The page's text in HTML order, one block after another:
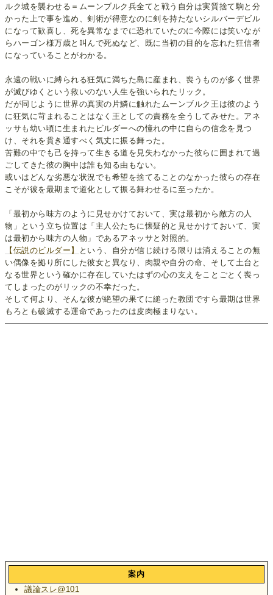
ルク城を襲わせる＝ムーンブルク兵全てと戦う自分は実質捨て駒と分
かった上で事を進め、剣術が得意なのに剣を持たないシルバーデビル
になって歓喜し、死を異常なまでに恐れていたのに今際には笑いなが
らハーゴン様万歳と叫んで死ぬなど、既に当初の目的を忘れた狂信者
になっていることがわかる。
永遠の戦いに縛られる狂気に満ちた島に産まれ、喪うものが多く世界
が滅びゆくという救いのない人生を強いられたリック。
だが同じように世界の真実の片鱗に触れたムーンブルク王は彼のよう
に狂気に苛まれることはなく王としての責務を全うしてみせた。アネ
ッサも幼い頃に生まれたビルダーへの憧れの中に自らの信念を見つ
け、それを貫き通すべく気丈に振る舞った。
苦難の中でも己を持って生きる道を見失わなかった彼らに囲まれて過
ごしてきた彼の胸中は誰も知る由もない。
或いはどんな劣悪な状況でも希望を捨てることのなかった彼らの存在
こそが彼を最期まで道化として振る舞わせるに至ったか。
「最初から味方のように見せかけておいて、実は最初から敵方の人
物」という立ち位置は「主人公たちに懐疑的と見せかけておいて、実
は最初から味方の人物」であるアネッサと対照的。
【伝説のビルダー】
という、自分が信じ続ける限りは消えることの無
い偶像を拠り所にした彼女と異なり、肉親や自分の命、そして土台と
なる世界という確かに存在していたはずの心の支えをことごとく喪っ
てしまったのがリックの不幸だった。
そして何より、そんな彼が絶望の果てに縋った教団ですら最期は世界
もろとも破滅する運命であったのは皮肉極まりない。
案内
議論スレ@101